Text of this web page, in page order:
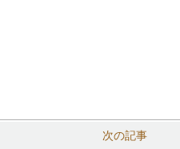
次の記事